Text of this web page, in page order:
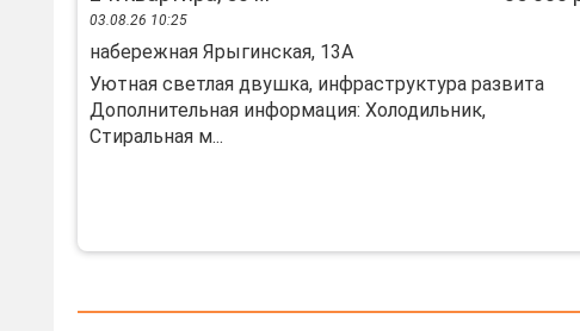
03.08.26 10:25
набережная Ярыгинская, 13А
Уютная светлая двушка, инфраструктура развита
Дополнительная информация: Холодильник,
Стиральная м...